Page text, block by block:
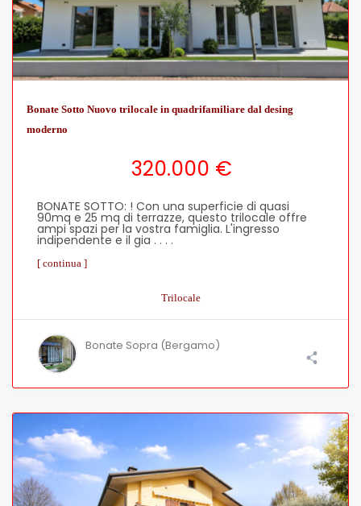
Bonate Sotto Nuovo trilocale in quadrifamiliare dal desing
moderno
320.000 €
BONATE SOTTO: ! Con una superficie di quasi
90mq e 25 mq di terrazze, questo trilocale offre
ampi spazi per la vostra famiglia. L'ingresso
indipendente e il gia . . . .
[ continua ]
Trilocale
Bonate Sopra (Bergamo)